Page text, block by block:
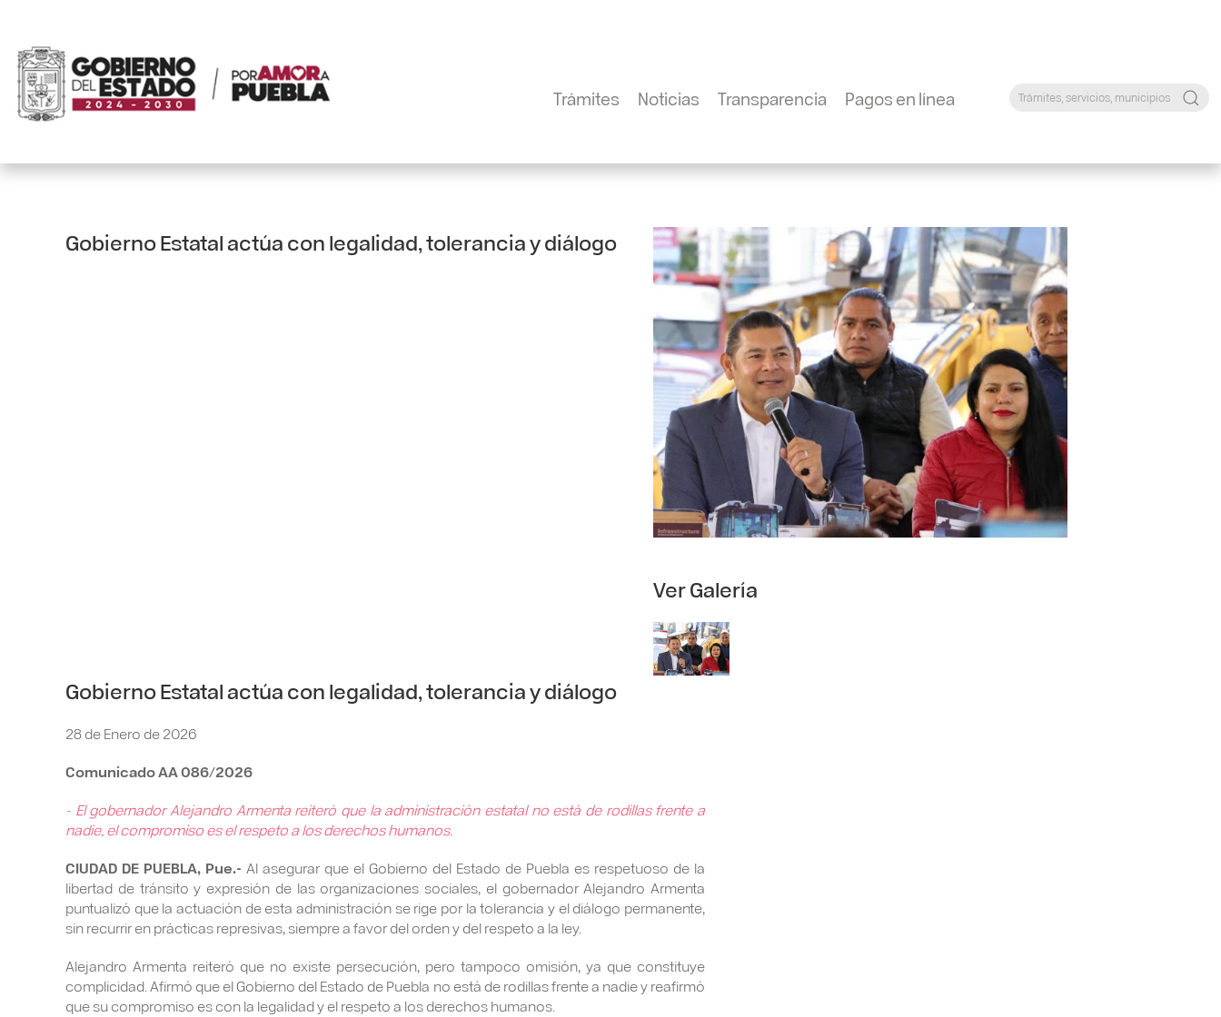
Trámites Noticias Transparencia Pagos en línea
Gobierno Estatal actúa con legalidad, tolerancia y diálogo
Ver Galería
Gobierno Estatal actúa con legalidad, tolerancia y diálogo
28 de Enero de 2026
Comunicado AA 086/2026
- El gobernador Alejandro Armenta reiteró que la administración estatal no está de rodillas frente a
nadie, el compromiso es el respeto a los derechos humanos.
CIUDAD DE PUEBLA, Pue.- Al asegurar que el Gobierno del Estado de Puebla es respetuoso de la
libertad de tránsito y expresión de las organizaciones sociales, el gobernador Alejandro Armenta
puntualizó que la actuación de esta administración se rige por la tolerancia y el diálogo permanente,
sin recurrir en prácticas represivas, siempre a favor del orden y del respeto a la ley.
Alejandro Armenta reiteró que no existe persecución, pero tampoco omisión, ya que constituye
complicidad. Afirmó que el Gobierno del Estado de Puebla no está de rodillas frente a nadie y reafirmó
que su compromiso es con la legalidad y el respeto a los derechos humanos.